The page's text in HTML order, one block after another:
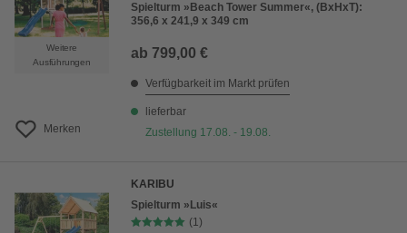
Weitere
Ausführungen
Merken
Spielturm »Beach Tower Summer«, (BxHxT):
356,6 x 241,9 x 349 cm
ab 799,00 €
Verfügbarkeit im Markt prüfen
lieferbar
Zustellung 17.08. - 19.08.
KARIBU
Spielturm »Luis«
(1)